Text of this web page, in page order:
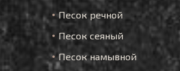
Песок речной
Песок сеяный
Песок намывной